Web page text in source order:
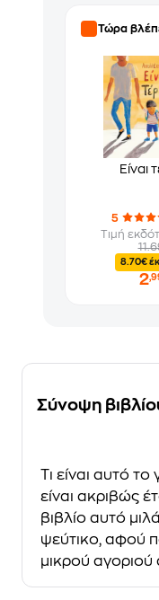
Τώρα
Είναι
5
Τιμή
8.70€
2
Σύνοψη
Tι είναι αυτό
είναι ακριβώς
βιβλίο αυτό
ψεύτικο, αφού
μικρού αγοριού